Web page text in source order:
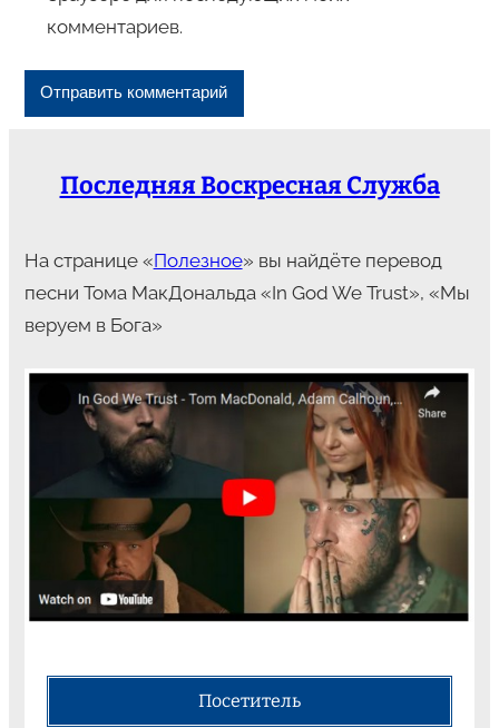
комментариев.
Последняя Воскресная Служба
На странице «Полезное» вы найдёте перевод
песни Тома МакДональда «In God We Trust», «Мы
веруем в Бога»
Посетитель